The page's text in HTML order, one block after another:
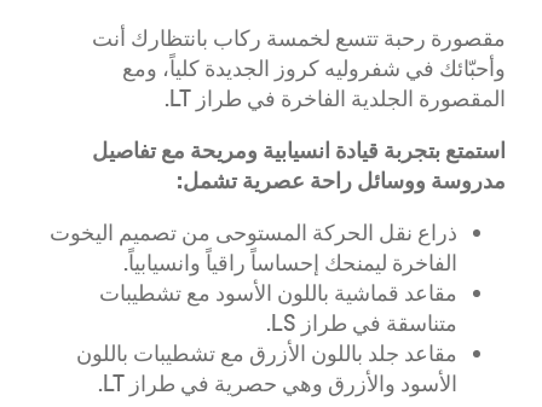
مقصورة رحبة تتسع لخمسة ركاب بانتظارك أنت
وأحبّائك في شفروليه كروز الجديدة كلياً، ومع
المقصورة الجلدية الفاخرة في طراز LT.
ستمتع بتجربة قيادة انسيابية ومريحة مع تفاصيل
مدروسة ووسائل راحة عصرية تشمل:
ذراع نقل الحركة المستوحى من تصميم اليخوت
الفاخرة ليمنحك إحساساً راقياً وانسيابياً.
مقاعد قماشية باللون الأسود مع تشطيبات
متناسقة في طراز LS.
مقاعد جلد باللون الأزرق مع تشطيبات باللون
الأسود والأزرق وهي حصرية في طراز LT.